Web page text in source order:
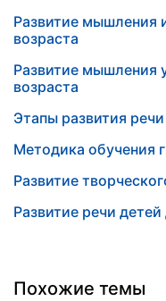
Развитие мышления
возраста
Развитие мышления
возраста
Этапы развития
Методика обучения
Развитие
Развитие речи
Похожие темы